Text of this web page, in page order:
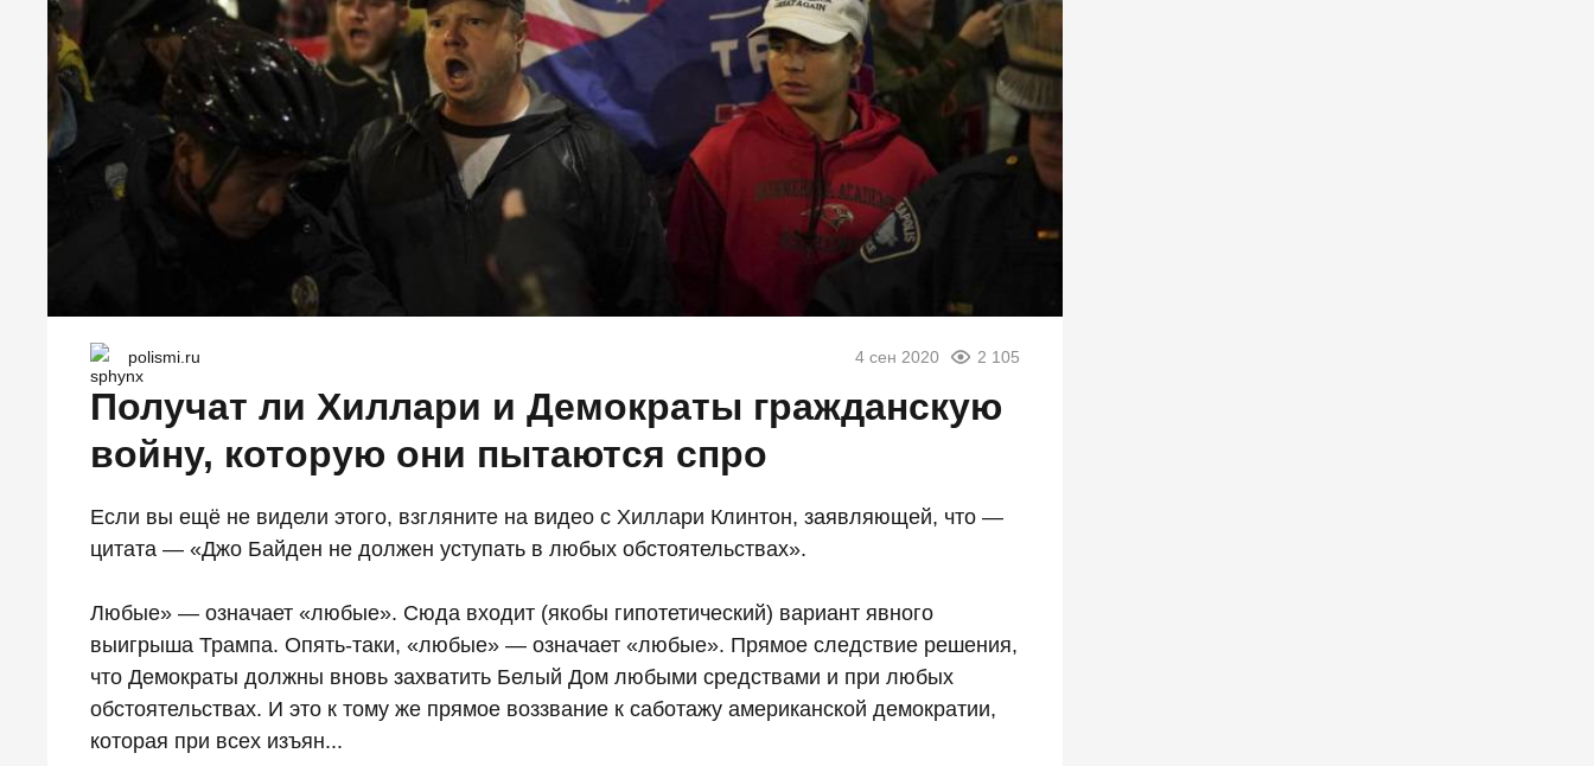
polismi.ru 4 сен 2020 2 105
Получат ли Хиллари и Демократы гражданскую
войну, которую они пытаются спро
Если вы ещё не видели этого, взгляните на видео с Хиллари Клинтон, заявляющей, что —
цитата — «Джо Байден не должен уступать в любых обстоятельствах».
Любые» — означает «любые». Сюда входит (якобы гипотетический) вариант явного
выигрыша Трампа. Опять-таки, «любые» — означает «любые». Прямое следствие решения,
что Демократы должны вновь захватить Белый Дом любыми средствами и при любых
обстоятельствах. И это к тому же прямое воззвание к саботажу американской демократии,
которая при всех изъян...